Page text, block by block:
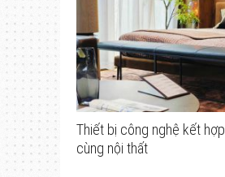
Thiết bị công nghệ kết hợp
cùng nội thất